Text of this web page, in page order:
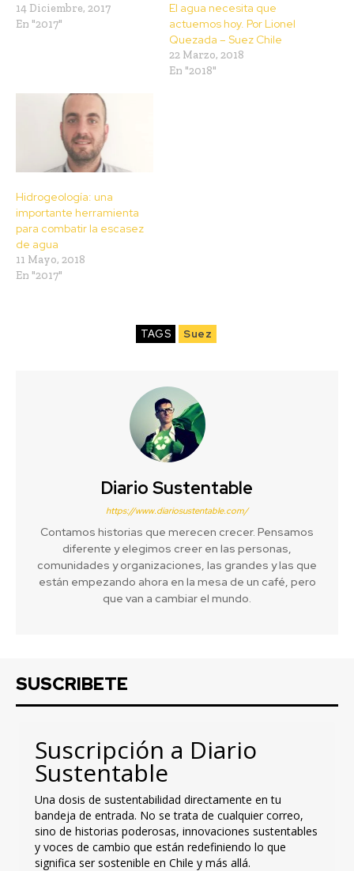
14 Diciembre, 2017
En "2017"
El agua necesita que
actuemos hoy. Por Lionel
Quezada – Suez Chile
22 Marzo, 2018
En "2018"
Hidrogeología: una
importante herramienta
para combatir la escasez
de agua
11 Mayo, 2018
En "2017"
TAGS Suez
Diario Sustentable
https://www.diariosustentable.com/
Contamos historias que merecen crecer. Pensamos
diferente y elegimos creer en las personas,
comunidades y organizaciones, las grandes y las que
están empezando ahora en la mesa de un café, pero
que van a cambiar el mundo.
SUSCRIBETE
Suscripción a Diario
Sustentable
Una dosis de sustentabilidad directamente en tu
bandeja de entrada. No se trata de cualquier correo,
sino de historias poderosas, innovaciones sustentables
y voces de cambio que están redefiniendo lo que
significa ser sostenible en Chile y más allá.